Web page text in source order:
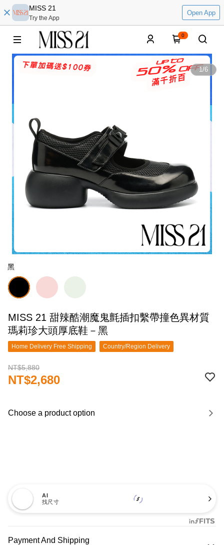
MISS 21
Try the App
Open App
0
1/6
黑
MISS 21 甜辣酷潮魔鬼氈插扣繫帶撞色異材質
瑪莉珍大頭厚底鞋－黑
Home Delivery Free Shipping Country/Region Delivery
NT$5,880
NT$2,680
Choose a product option
AI
找尺寸
Payment And Shipping